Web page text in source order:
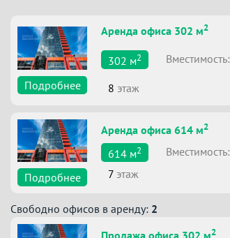
Подробнее
Аренда офиса 302 м2
302 м2 Вместимоcть:
8 этаж
Подробнее
Аренда офиса 614 м2
614 м2 Вместимоcть:
7 этаж
Свободно офисов в аренду: 2
2